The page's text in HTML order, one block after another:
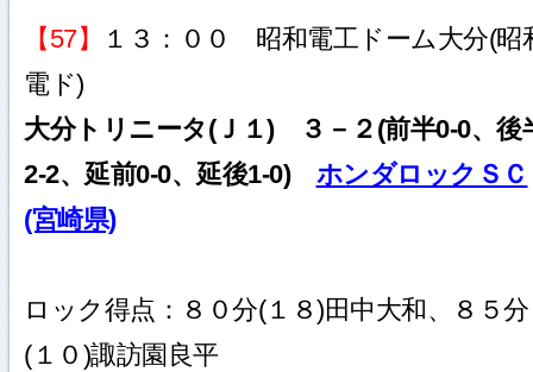
【57】
１３：００ 昭和電工ドーム大分(昭
電ド)
大分トリニータ(Ｊ１) ３－２(前半0-0、後
2-2、延前0-0、延後1-0) ホンダロックＳＣ
(宮崎県)
ロック得点：８０分(１８)田中大和、８５分
(１０)諏訪園良平